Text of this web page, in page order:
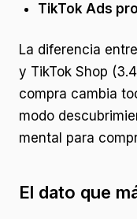
TikTok Ads
La diferencia
y TikTok Shop
compra cambia
modo
mental para
El dato que